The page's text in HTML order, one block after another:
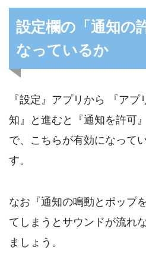
設定欄の「通知の
なっているか
『設定』アプリから 『ア
知』と進むと『通知を許可
で、こちらが有効になって
す。
なお『通知の鳴動とポップ
てしまうとサウンドが流れ
ましょう。